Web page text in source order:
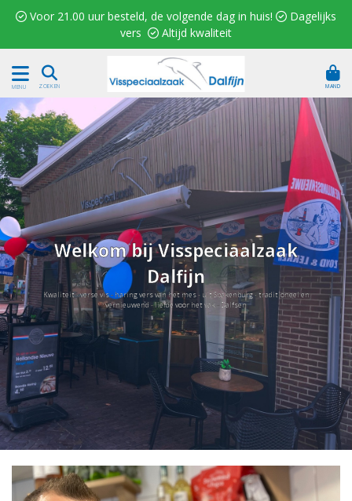
 Voor 21.00 uur besteld, de volgende dag in huis!  Dagelijks
vers  Altijd kwaliteit
MENU ZOEKEN MAND
Welkom bij Visspeciaalzaak
Dalfijn
Kwaliteit - verse vis - haring vers van het mes - uit Spakenburg - traditioneel en
vernieuwend - liefde voor het vak - Dalfsen